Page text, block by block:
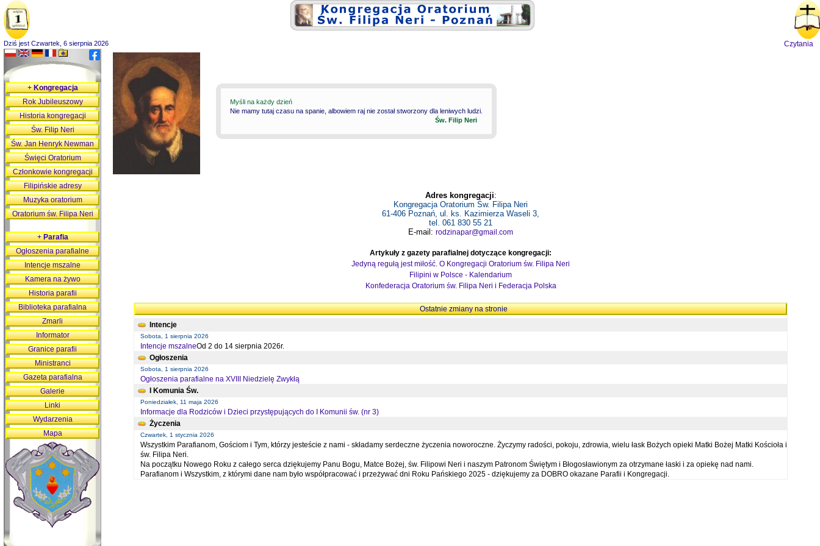
Dziś jest Czwartek, 6 sierpnia 2026 Czytania
Myśli na każdy dzień
Nie mamy tutaj czasu na spanie, albowiem raj nie został stworzony dla leniwych ludzi.
Św. Filip Neri
Adres kongregacji:
Kongregacja Oratorium Św. Filipa Neri
61-406 Poznań, ul. ks. Kazimierza Waseli 3,
tel. 061 830 55 21
E-mail: rodzinapar@gmail.com
Artykuły z gazety parafialnej dotyczące kongregacji:
Jedyną regułą jest miłość. O Kongregacji Oratorium św. Filipa Neri
Filipini w Polsce - Kalendarium
Konfederacja Oratorium św. Filipa Neri i Federacja Polska
Ostatnie zmiany na stronie
Intencje
Sobota, 1 sierpnia 2026
Intencje mszalneOd 2 do 14 sierpnia 2026r.
Ogłoszenia
Sobota, 1 sierpnia 2026
Ogłoszenia parafialne na XVIII Niedzielę Zwykłą
I Komunia Św.
Poniedziałek, 11 maja 2026
Informacje dla Rodziców i Dzieci przystępujących do I Komunii św. (nr 3)
Życzenia
Czwartek, 1 stycznia 2026
Wszystkim Parafianom, Gościom i Tym, którzy jesteście z nami - składamy serdeczne życzenia noworoczne. Życzymy radości, pokoju, zdrowia, wielu łask Bożych opieki Matki Bożej Matki Kościoła i
św. Filipa Neri.
Na początku Nowego Roku z całego serca dziękujemy Panu Bogu, Matce Bożej, św. Filipowi Neri i naszym Patronom Świętym i Błogosławionym za otrzymane łaski i za opiekę nad nami.
Parafianom i Wszystkim, z którymi dane nam było współpracować i przeżywać dni Roku Pańskiego 2025 - dziękujemy za DOBRO okazane Parafii i Kongregacji.
+Kongregacja
Rok Jubileuszowy
Historia kongregacji
Św. Filip Neri
Św. Jan Henryk Newman
Święci Oratorium
Członkowie kongregacji
Filipińskie adresy
Muzyka oratorium
Oratorium św. Filipa Neri
+Parafia
Ogłoszenia parafialne
Intencje mszalne
Kamera na żywo
Historia parafii
Biblioteka parafialna
Zmarli
Informator
Granice parafii
Ministranci
Gazeta parafialna
Galerie
Linki
Wydarzenia
Mapa